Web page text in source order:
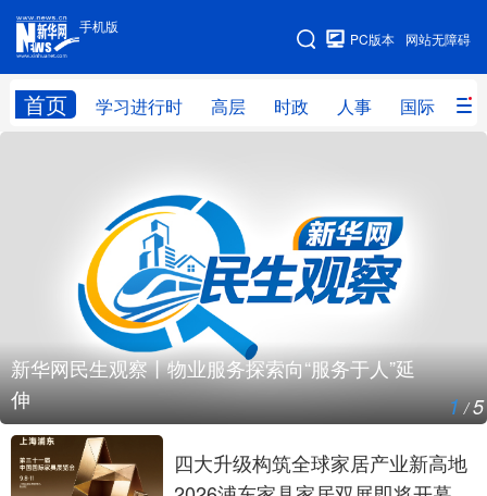
手机版
网站无障碍
PC版本
首页 学习进行时 高层 时政 人事 国际 财
手机版
网站地图
财经
思客智库 全球连线 教育
科技 科创 量子
文化 书画 健康
访谈 视频 图片
法律 中央文件
食品 人居 信息化 数字经济
新华网民生观察丨物业服务探索向“服务于人”延
伸
1/5
四大升级构筑全球家居产业新高地